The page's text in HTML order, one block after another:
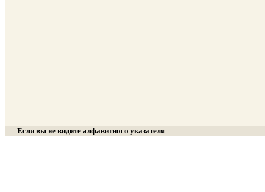
Если вы не видите алфавитного указателя